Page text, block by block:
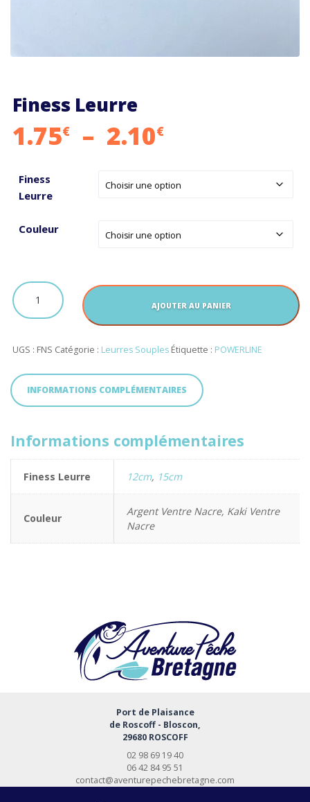
Finess Leurre
1.75€ – 2.10€Plage
prix :
2.10€
Finess
Leurre
Couleur
quantité
de
Finess
AJOUTER AU PANIER
UGS : FNS Catégorie : Leurres Souples Étiquette : POWERLINE
INFORMATIONS COMPLÉMENTAIRES
Informations complémentaires
Finess Leurre 12cm, 15cm
Couleur
Argent Ventre Nacre, Kaki Ventre
Nacre
Port de Plaisance
de Roscoff - Bloscon,
29680 ROSCOFF
02 98 69 19 40
06 42 84 95 51
contact@aventurepechebretagne.com